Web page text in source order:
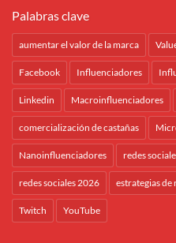
Palabras clave
aumentar el valor de la marca
Facebook Influenciadores
Linkedin Macroinfluenciadores
comercialización de castañas
Nanoinfluenciadores redes
redes sociales 2026 estrategias de
Twitch YouTube